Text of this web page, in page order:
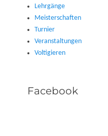
Lehrgänge
Meisterschaften
Turnier
Veranstaltungen
Voltigieren
Facebook